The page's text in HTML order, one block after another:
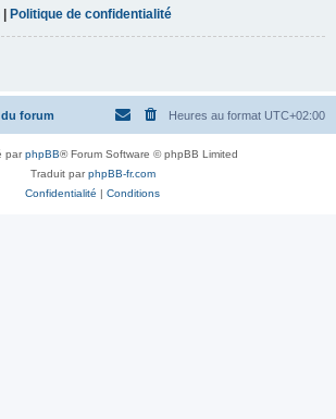
| Politique de confidentialité
forum Heures au format UTC+02:00
parphpBB® Forum Software © phpBB Limited
Traduit parphpBB-fr.com
Confidentialité | Conditions